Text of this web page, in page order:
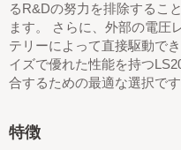
るR&Dの努力を排除するこ
ます。 さらに、外部の電圧
テリーによって直接駆動で
イズで優れた性能を持つ
合するための最適な選択です
特徴